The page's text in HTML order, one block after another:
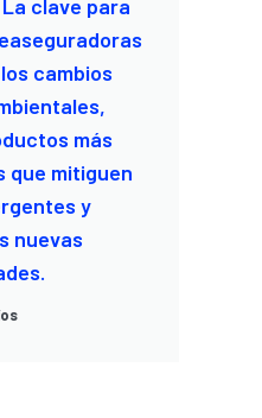
clave para
cambios
más
que mitiguen
y
nuevas